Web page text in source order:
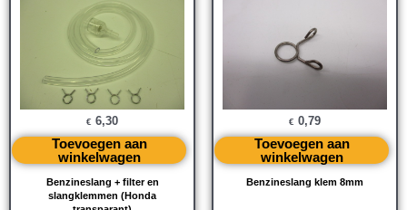
Benzineslang + filter en
slangklemmen (Honda
€ 6,30
Toevoegen aan
winkelwagen
Benzineslang klem 8mm
€ 0,79
Toevoegen aan
winkelwagen